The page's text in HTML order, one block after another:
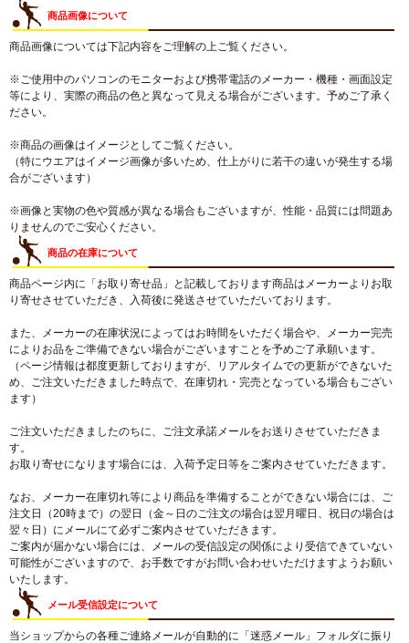
商品画像について
商品画像については下記内容をご理解の上ご覧ください。
※ご使用中のパソコンのモニターおよび携帯電話のメーカー・機種・画面設定
等により、実際の商品の色と異なって見える場合がございます。予めご了承く
ださい。
※商品の画像はイメージとしてご覧ください。
（特にウエアはイメージ画像が多いため、仕上がりに若干の違いが発生する場
合がございます）
※画像と実物の色や質感が異なる場合もございますが、性能・品質には問題あ
りませんのでご安心ください。
商品の在庫について
商品ページ内に「お取り寄せ品」と記載しております商品はメーカーよりお取
り寄せさせていただき、入荷後に発送させていただいております。
また、メーカーの在庫状況によってはお時間をいただく場合や、メーカー完売
によりお品をご準備できない場合がございますことを予めご了承願います。
（ページ情報は都度更新しておりますが、リアルタイムでの更新ができないた
め、ご注文いただきました時点で、在庫切れ・完売となっている場合もござい
ます）
ご注文いただきましたのちに、ご注文承諾メールをお送りさせていただきま
す。
お取り寄せになります場合には、入荷予定日等をご案内させていただきます。
なお、メーカー在庫切れ等により商品を準備することができない場合には、ご
注文日（20時まで）の翌日（金～日のご注文の場合は翌月曜日、祝日の場合は
翌々日）にメールにて必ずご案内させていただきます。
ご案内が届かない場合には、メールの受信設定の関係により受信できていない
可能性がございますので、お手数ですがお問い合わせいただけますようお願い
いたします。
メール受信設定について
当ショップからの各種ご連絡メールが自動的に「迷惑メール」フォルダに振り